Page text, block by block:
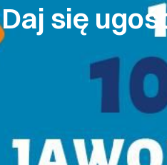
Daj się